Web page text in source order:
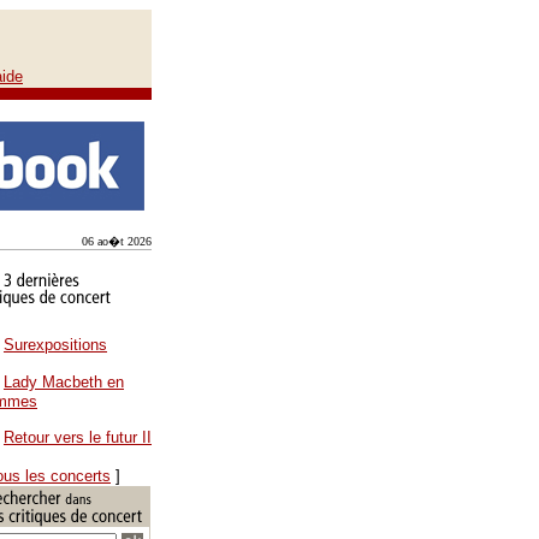
06 ao�t 2026
Surexpositions
Lady Macbeth en
Retour vers le futur II
les concerts ]